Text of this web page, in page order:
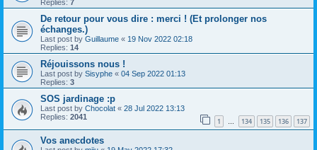
Replies: 7
De retour pour vous dire : merci ! (Et prolonger nos
échanges.)
Last post by Guillaume « 19 Nov 2022 02:18
Replies: 14
Réjouissons nous !
Last post by Sisyphe « 04 Sep 2022 01:13
Replies: 3
SOS jardinage :p
Last post by Chocolat « 28 Jul 2022 13:13
Replies: 2041 1 … 134 135 136 137
Vos anecdotes